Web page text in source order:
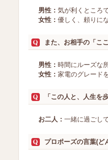
男性： 気が利くところで
女性： 優しく、頼りに
また、お相手の「こ
男性： 時間にルーズな
女性： 家電のグレード
「この人と、人生を
お二人： 一緒に過ごし
プロポーズの言葉(ど